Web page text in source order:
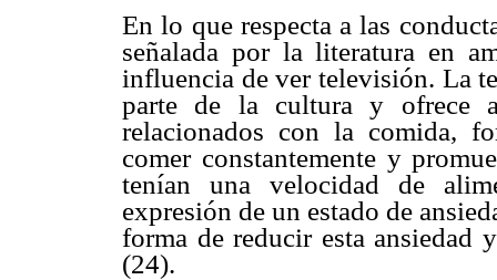
En lo que respecta a las
señalada por la literatura en
influencia de ver televisión. La
parte de la cultura y ofrece
relacionados con la comida,
comer constantemente y
tenían una velocidad de
expresión de un estado de
forma de reducir esta ansiedad
(24).